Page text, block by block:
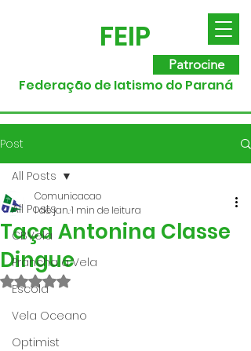
FEIP
Patrocine
Federação de Iatismo do Paraná
Post
All Posts
CBVela
Prancha a Vela
Escola
Vela Oceano
Optimist
All Posts
Taça Antonina Classe
Dingue
Comunicacao
1 de jan.1 min de leitura
Avaliado com NaN de 5 estrelas.